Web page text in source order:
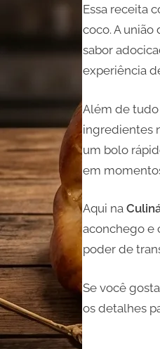
Essa receita
coco. A
sabor
experiência
Além de tudo
ingredientes
um bolo
em
Aqui na
aconchego e
poder de
Se você
os detalhes